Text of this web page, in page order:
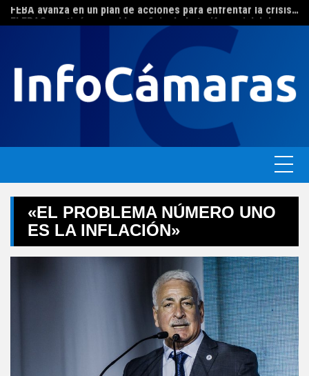
Skip
to
El ERAS continúa con el beneficio de la tarifa social del agua
«EL PROBLEMA NÚMERO UNO
ES LA INFLACIÓN»